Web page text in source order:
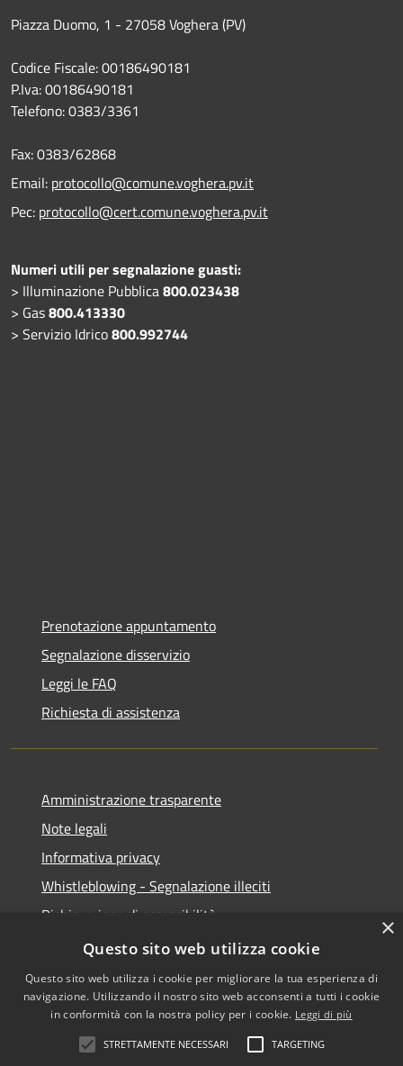
Piazza Duomo, 1 - 27058 Voghera (PV)
Codice Fiscale: 00186490181
P.Iva: 00186490181
Telefono:0383/3361
Fax:0383/62868
Email: protocollo@comune.voghera.pv.it
Pec: protocollo@cert.comune.voghera.pv.it
Numeri utili per segnalazione guasti:
> Illuminazione Pubblica800.023438
> Gas800.413330
> Servizio Idrico800.992744
Prenotazione appuntamento
Segnalazione disservizio
Leggi le FAQ
Richiesta di assistenza
Amministrazione trasparente
Note legali
Informativa privacy
Whistleblowing - Segnalazione illeciti
Dichiarazione di accessibilità
Obiettivi di acessibilità
Accessibilità
Copyright © 2026 • Comune di
Voghera • Powered by
×
Questo sito web utilizza cookie
Questo sito web utilizza i cookie per migliorare la tua esperienza di
navigazione. Utilizzando il nostro sito web acconsenti a tutti i cookie
in conformità con la nostra policy per i cookie. Leggi di più
STRETTAMENTE NECESSARI TARGETING